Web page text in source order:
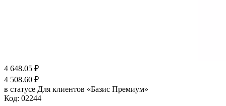
4 648.05 ₽
4 508.60 ₽
в статусе Для клиентов «Базис Премиум»
Код: 02244